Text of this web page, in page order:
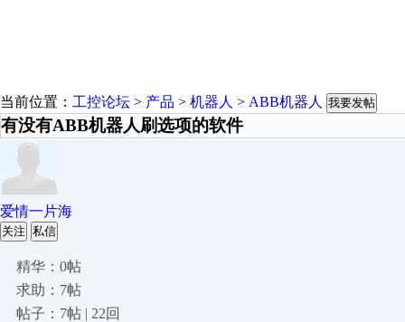
当前位置： 工控论坛 > 产品 > 机器人 > ABB机器人 我要发帖
有没有ABB机器人刷选项的软件
爱情一片海
关注 私信
精华：0帖
求助：7帖
帖子：7帖 | 22回